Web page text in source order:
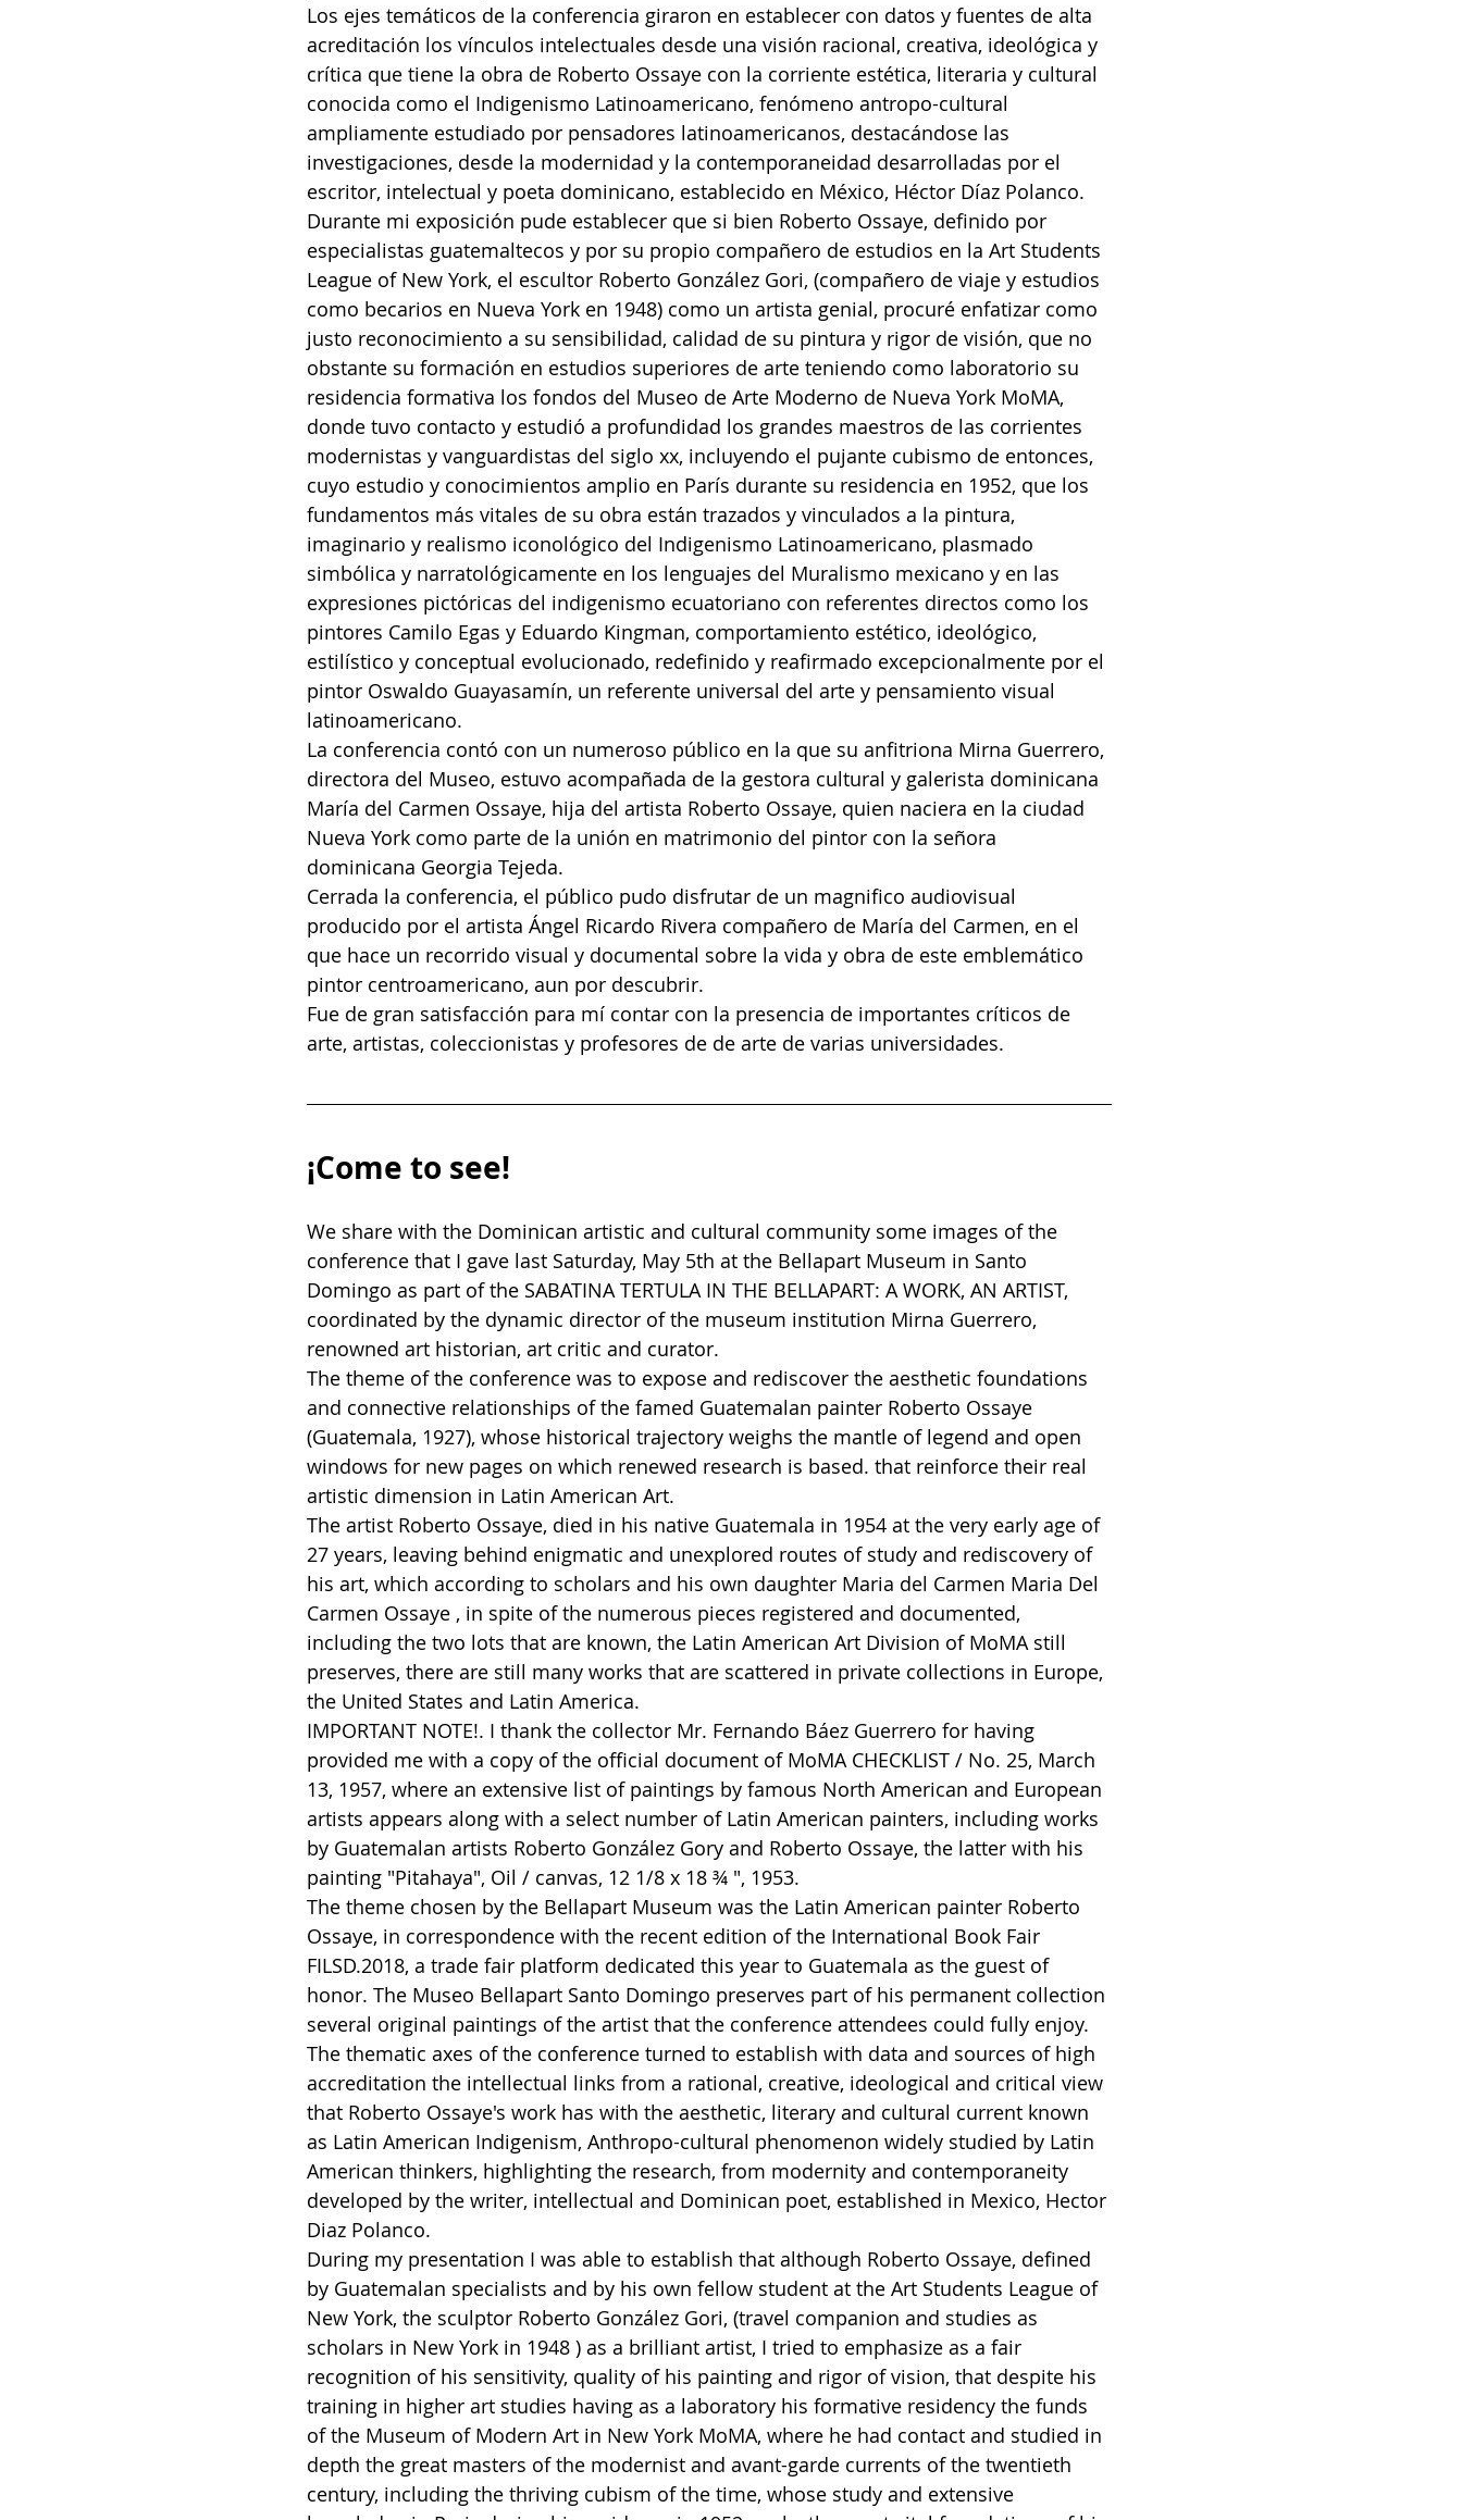
Los ejes temáticos de la conferencia giraron en establecer con datos y fuentes de alta
acreditación los vínculos intelectuales desde una visión racional, creativa, ideológica y
crítica que tiene la obra de Roberto Ossaye con la corriente estética, literaria y cultural
conocida como el Indigenismo Latinoamericano, fenómeno antropo-cultural
ampliamente estudiado por pensadores latinoamericanos, destacándose las
investigaciones, desde la modernidad y la contemporaneidad desarrolladas por el
escritor, intelectual y poeta dominicano, establecido en México, Héctor Díaz Polanco.
Durante mi exposición pude establecer que si bien Roberto Ossaye, definido por
especialistas guatemaltecos y por su propio compañero de estudios en la Art Students
League of New York, el escultor Roberto González Gori, (compañero de viaje y estudios
como becarios en Nueva York en 1948) como un artista genial, procuré enfatizar como
justo reconocimiento a su sensibilidad, calidad de su pintura y rigor de visión, que no
obstante su formación en estudios superiores de arte teniendo como laboratorio su
residencia formativa los fondos del Museo de Arte Moderno de Nueva York MoMA,
donde tuvo contacto y estudió a profundidad los grandes maestros de las corrientes
modernistas y vanguardistas del siglo xx, incluyendo el pujante cubismo de entonces,
cuyo estudio y conocimientos amplio en París durante su residencia en 1952, que los
fundamentos más vitales de su obra están trazados y vinculados a la pintura,
imaginario y realismo iconológico del Indigenismo Latinoamericano, plasmado
simbólica y narratológicamente en los lenguajes del Muralismo mexicano y en las
expresiones pictóricas del indigenismo ecuatoriano con referentes directos como los
pintores Camilo Egas y Eduardo Kingman, comportamiento estético, ideológico,
estilístico y conceptual evolucionado, redefinido y reafirmado excepcionalmente por el
pintor Oswaldo Guayasamín, un referente universal del arte y pensamiento visual
latinoamericano.
La conferencia contó con un numeroso público en la que su anfitriona Mirna Guerrero,
directora del Museo, estuvo acompañada de la gestora cultural y galerista dominicana
María del Carmen Ossaye, hija del artista Roberto Ossaye, quien naciera en la ciudad
Nueva York como parte de la unión en matrimonio del pintor con la señora
dominicana Georgia Tejeda.
Cerrada la conferencia, el público pudo disfrutar de un magnifico audiovisual
producido por el artista Ángel Ricardo Rivera compañero de María del Carmen, en el
que hace un recorrido visual y documental sobre la vida y obra de este emblemático
pintor centroamericano, aun por descubrir.
Fue de gran satisfacción para mí contar con la presencia de importantes críticos de
arte, artistas, coleccionistas y profesores de de arte de varias universidades.
¡Come to see!
We share with the Dominican artistic and cultural community some images of the
conference that I gave last Saturday, May 5th at the Bellapart Museum in Santo
Domingo as part of the SABATINA TERTULA IN THE BELLAPART: A WORK, AN ARTIST,
coordinated by the dynamic director of the museum institution Mirna Guerrero,
renowned art historian, art critic and curator.
The theme of the conference was to expose and rediscover the aesthetic foundations
and connective relationships of the famed Guatemalan painter Roberto Ossaye
(Guatemala, 1927), whose historical trajectory weighs the mantle of legend and open
windows for new pages on which renewed research is based. that reinforce their real
artistic dimension in Latin American Art.
The artist Roberto Ossaye, died in his native Guatemala in 1954 at the very early age of
27 years, leaving behind enigmatic and unexplored routes of study and rediscovery of
his art, which according to scholars and his own daughter Maria del Carmen Maria Del
Carmen Ossaye , in spite of the numerous pieces registered and documented,
including the two lots that are known, the Latin American Art Division of MoMA still
preserves, there are still many works that are scattered in private collections in Europe,
the United States and Latin America.
IMPORTANT NOTE!. I thank the collector Mr. Fernando Báez Guerrero for having
provided me with a copy of the official document of MoMA CHECKLIST / No. 25, March
13, 1957, where an extensive list of paintings by famous North American and European
artists appears along with a select number of Latin American painters, including works
by Guatemalan artists Roberto González Gory and Roberto Ossaye, the latter with his
painting "Pitahaya", Oil / canvas, 12 1/8 x 18 ¾ ", 1953.
The theme chosen by the Bellapart Museum was the Latin American painter Roberto
Ossaye, in correspondence with the recent edition of the International Book Fair
FILSD.2018, a trade fair platform dedicated this year to Guatemala as the guest of
honor. The Museo Bellapart Santo Domingo preserves part of his permanent collection
several original paintings of the artist that the conference attendees could fully enjoy.
The thematic axes of the conference turned to establish with data and sources of high
accreditation the intellectual links from a rational, creative, ideological and critical view
that Roberto Ossaye's work has with the aesthetic, literary and cultural current known
as Latin American Indigenism, Anthropo-cultural phenomenon widely studied by Latin
American thinkers, highlighting the research, from modernity and contemporaneity
developed by the writer, intellectual and Dominican poet, established in Mexico, Hector
Diaz Polanco.
During my presentation I was able to establish that although Roberto Ossaye, defined
by Guatemalan specialists and by his own fellow student at the Art Students League of
New York, the sculptor Roberto González Gori, (travel companion and studies as
scholars in New York in 1948 ) as a brilliant artist, I tried to emphasize as a fair
recognition of his sensitivity, quality of his painting and rigor of vision, that despite his
training in higher art studies having as a laboratory his formative residency the funds
of the Museum of Modern Art in New York MoMA, where he had contact and studied in
depth the great masters of the modernist and avant-garde currents of the twentieth
century, including the thriving cubism of the time, whose study and extensive